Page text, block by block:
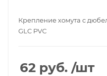
Крепление хомута с
GLC PVC
62 руб. /шт